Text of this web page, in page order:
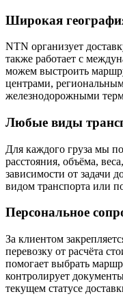
Широкая
NTN организует
также работает с
можем выстроить
центрами,
железнодорожными
Любые виды
Для каждого груза мы
расстояния, объёма,
зависимости от задачи
видом транспорта или
Персональное
За клиентом
перевозку от расчёта
помогает выбрать
контролирует
текущем статусе